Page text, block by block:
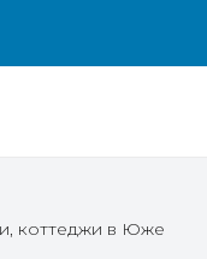
коттеджи в Юже